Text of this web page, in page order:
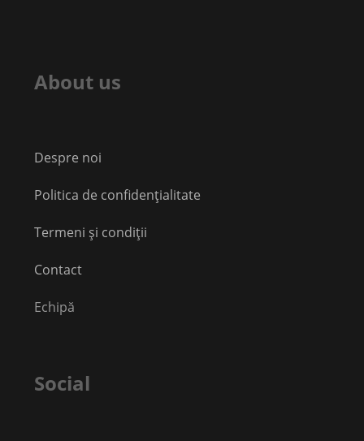
About us
Despre noi
Politica de confidențialitate
Termeni și condiții
Contact
Echipă
Social